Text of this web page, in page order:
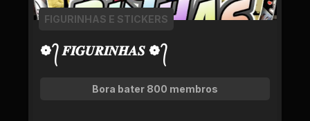
❁ ᭄ 𝑭𝑰𝑮𝑼𝑹𝑰𝑵𝑯𝑨𝑺 ❁ ᭄
FIGURINHAS E STICKERS
Bora bater 800 membros